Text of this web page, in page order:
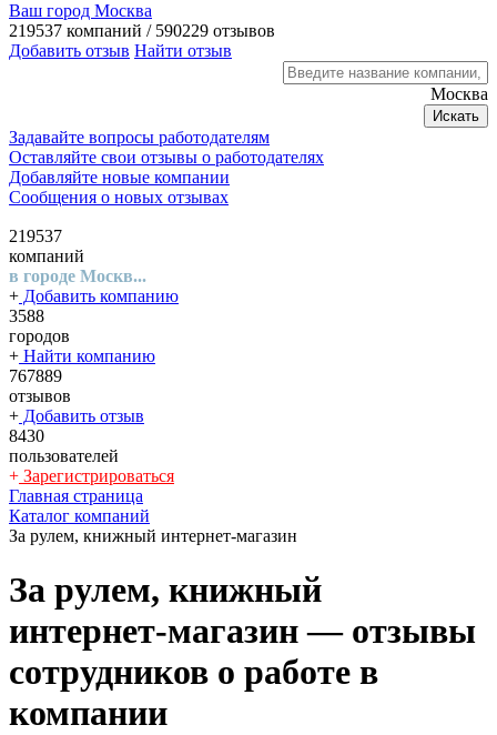
Ваш город Москва
219537 компаний / 590229 отзывов
Добавить отзыв Найти отзыв
Москва
Искать
Задавайте вопросы работодателям
Оставляйте свои отзывы о работодателях
Добавляйте новые компании
Сообщения о новых отзывах
219537
компаний
в городе Москв...
+ Добавить компанию
3588
городов
+ Найти компанию
767889
отзывов
+ Добавить отзыв
8430
пользователей
+ Зарегистрироваться
Главная страница
Каталог компаний
За рулем, книжный интернет-магазин
За рулем, книжный
интернет-магазин— отзывы
сотрудников о работе в
компании